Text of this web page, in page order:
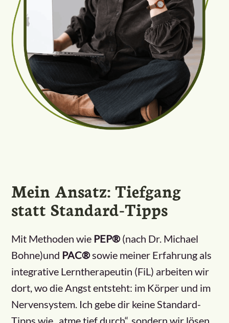
Mein Ansatz: Tiefgang
statt Standard-Tipps
Mit Methoden wie PEP® (nach Dr. Michael
Bohne)und PAC®sowie meiner Erfahrung als
integrative Lerntherapeutin (FiL) arbeiten wir
dort, wo die Angst entsteht: im Körper und im
Nervensystem. Ich gebe dir keine Standard-